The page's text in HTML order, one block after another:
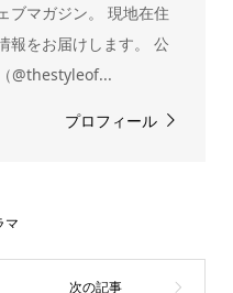
ブマガジン。 現地在住
報をお届けします。 公
@thestyleof...
プロフィール
マ